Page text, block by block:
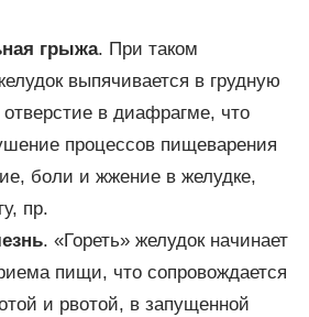
грыжа. При таком
выпячивается в грудную
отверстие в диафрагме, что
процессов пищеварения
боли и жжение в желудке,
пр.
. «Гореть» желудок начинает
пищи, что сопровождается
и рвотой, в запущенной